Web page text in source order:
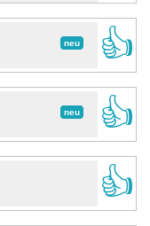
neu
👍
neu
👍
👍